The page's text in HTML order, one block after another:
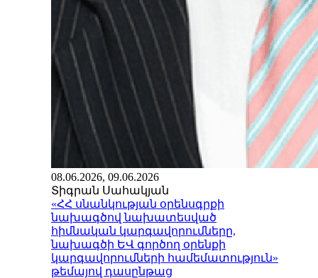
08.06.2026, 09.06.2026
Տիգրան Սահակյան
«ՀՀ սնանկության օրենսգրքի
նախագծով նախատեսված
հիմնական կարգավորումները,
նախագծի ԵՎ գործող օրենքի
կարգավորումների համեմատություն»
թեմայով դասընթաց